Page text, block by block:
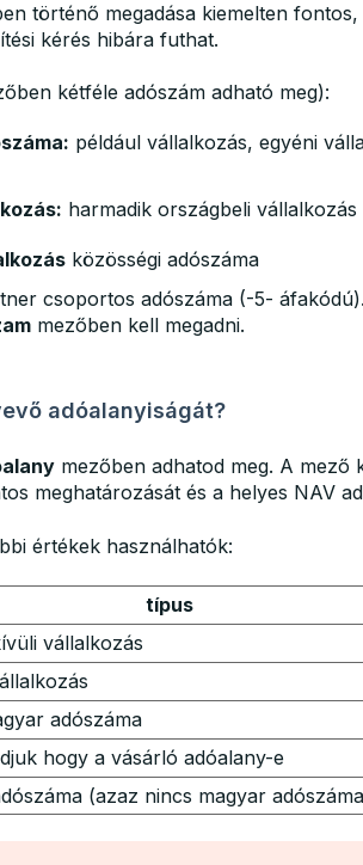
történő megadása kiemelten
kérés hibára futhat.
kétféle adószám adható meg):
például vállalkozás, egyéni
harmadik országbeli vállalkozás
közösségi adószáma
csoportos adószáma (-5-
mezőben kell megadni.
adóalanyiságát?
mezőben adhatod meg. A mező
meghatározását és a helyes NAV
értékek használhatók:
típus
vállalkozás
adószáma
hogy a vásárló adóalany-e
(azaz nincs magyar